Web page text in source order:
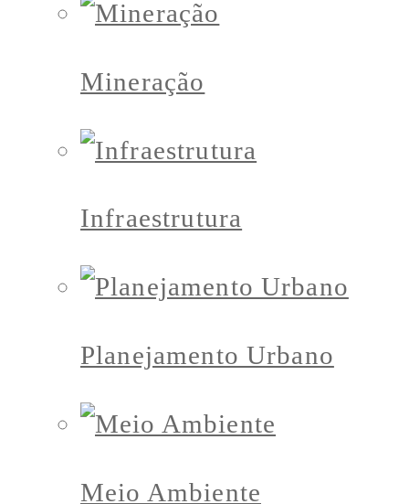
Mineração
Infraestrutura
Planejamento Urbano
Meio Ambiente